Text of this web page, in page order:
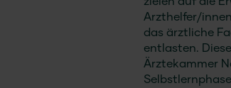
Arzthelfer/
das ärztliche
entlasten.
Ärztekammer